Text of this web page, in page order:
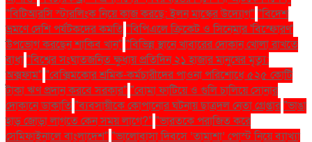
"বিটিআরসি স্টারলিংক নিয়ে কাজ করছে: ইলন মাস্কের উদ্যোগ" "বিদেশ
ভ্রমণে দেশি পর্যটকদের কমতি"বিপিএলে ক্রিকেট ও সিনেমার 'বিস্ফোরণ'
উপভোগ করছেন শাকিব খান" "বিভিন্ন স্থানে খাবারের দোকান খোলা রাখতে
বাধা"বিশ্বের সংঘাতজনিত ক্ষুধায় প্রতিদিন ২১ হাজার মানুষের মৃত্যু:
অক্সফাম" "বেক্সিমকোর শ্রমিক-কর্মচারীদের পাওনা পরিশোধে ৫২৫ কোটি
টাকা ঋণ প্রদান করবে সরকার" "বোমা ফাটিয়ে ও গুলি চালিয়ে সোনার
দোকানে ডাকাতি"ব্যবসায়ীকে কোপানোর ঘটনায় ছাত্রদল নেতা গ্রেপ্তার"ভাঙা
হাড় জোড়া লাগতে কেন সময় লাগে?" "ভারতকে পরাজিত করে
সেমিফাইনালে বাংলাদেশ" "ভালোবাসা দিবসে ‘তামাশা’ পোস্ট নিয়ে ব্যাখ্যা